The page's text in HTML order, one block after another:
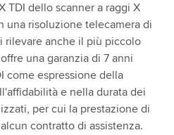
TDI dello scanner a raggi X
una risoluzione telecamera di
rilevare anche il più piccolo
una garanzia di 7 anni
come espressione della
e nella durata dei
per cui la prestazione di
contratto di assistenza.